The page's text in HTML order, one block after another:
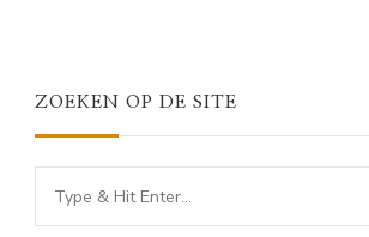
ZOEKEN OP DE SITE
Looking
for